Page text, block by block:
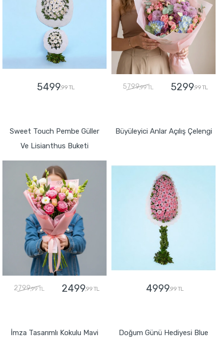
5499,99 TL 5799,99 TL 5299,99 TL
Sweet Touch Pembe Güller
Ve Lisianthus Buketi
2799,99 TL 2499,99 TL
Büyüleyici Anlar Açılış Çelengi
4999,99 TL
İmza Tasarımlı Kokulu Mavi
Doğum Günü Hediyesi Blue